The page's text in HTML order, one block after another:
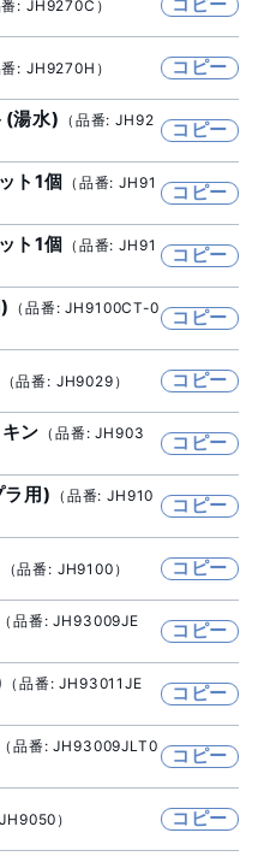
番: JH9270C） コピー
番: JH9270H） コピー
湯水)
（品番: JH92
コピー
ト1個 （品番: JH91
コピー
ト1個 （品番: JH91
コピー
（品番: JH9100CT-0
コピー
（品番: JH9029） コピー
ン （品番: JH903
コピー
用)
（品番: JH910
コピー
（品番: JH9100） コピー
（品番: JH93009JE
コピー
（品番: JH93011JE
コピー
（品番: JH93009JLT0
コピー
） コピー